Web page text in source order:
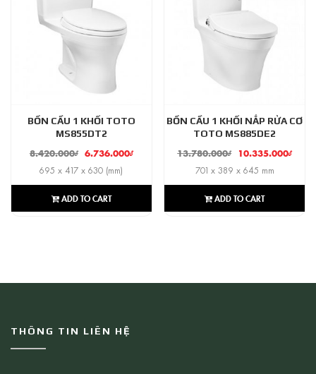
BỒN CẦU 1 KHỐI TOTO
MS855DT2
8.420.000₫ 6.736.000₫
695 x 417 x 630 (mm)
ADD TO CART
BỒN CẦU 1 KHỐI NẮP RỬA CƠ
TOTO MS885DE2
13.780.000₫ 10.335.000₫
701 x 389 x 645 mm
ADD TO CART
THÔNG TIN LIÊN HỆ